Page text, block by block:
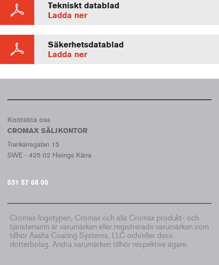
Tekniskt datablad
Ladda ner
Säkerhetsdatablad
Ladda ner
Kontakta oss
CROMAX SÄLJKONTOR
Trankärrsgatan 15
SWE - 425 02 Hisings Kärra
031 57 68 00
Cromax-logotypen, Cromax och alla Cromax produkt- och
tjänstenamn är varumärken eller registrerade varumärken som
tillhör Axalta Coating Systems, LLC och/eller dess
dotterbolag. Andra varumärken tillhör respektive ägare.